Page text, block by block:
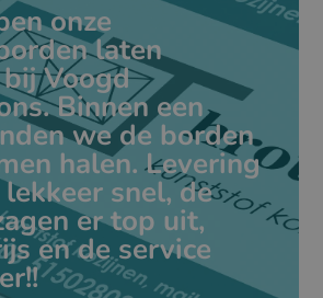
onze
laten
Voogd
Binnen een
we de borden
halen. Levering
snel, de
er top uit,
en de service